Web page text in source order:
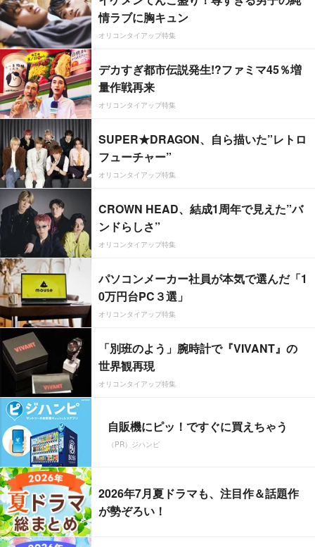
情ラブに胸キュン
オリコンタイアップ特集
デカすぎ都市伝説発生!?ファミマ45％増
量作戦再来
オリコンタイアップ特集
SUPER★DRAGON、自ら描いた”レトロ
フューチャー”
オリコンタイアップ特集
CROWN HEAD、結成1周年で見えた”バ
ンドらしさ”
オリコンタイアップ特集
パソコンメーカー社員が本気で選んだ「1
0万円台PC３選」
オリコンタイアップ特集
「別班のよう」腕時計で『VIVANT』の
世界観再現
オリコンタイアップ特集
自販機にピッ！ですぐに買えちゃう
（PR）ジハンピ
2026年7月夏ドラマも、注目作＆話題作
が勢ぞろい！